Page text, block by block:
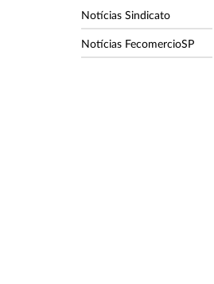
Notícias Sindicato
Notícias FecomercioSP